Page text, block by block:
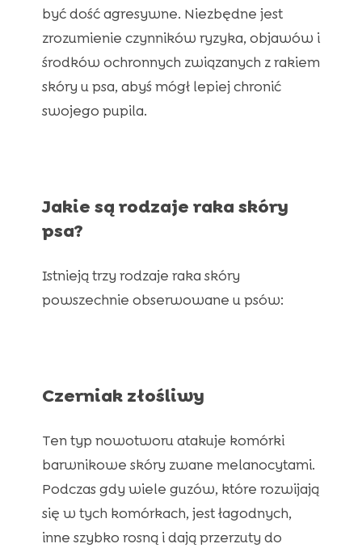
być dość agresywne. Niezbędne jest
zrozumienie czynników ryzyka, objawów i
środków ochronnych związanych z rakiem
skóry u psa, abyś mógł lepiej chronić
swojego pupila.
Jakie są rodzaje raka skóry
psa?
Istnieją trzy rodzaje raka skóry
powszechnie obserwowane u psów:
Czerniak złośliwy
Ten typ nowotworu atakuje komórki
barwnikowe skóry zwane melanocytami.
Podczas gdy wiele guzów, które rozwijają
się w tych komórkach, jest łagodnych,
inne szybko rosną i dają przerzuty do